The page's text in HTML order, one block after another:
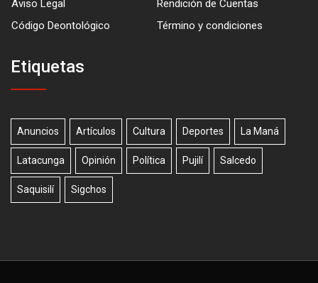
Aviso Legal
Rendición de Cuentas
Código Deontológico
Término y condiciones
Etiquetas
Anuncios Artículos Cultura Deportes La Maná
Latacunga Opinión Política Pujilí Salcedo
Saquisilí Sigchos